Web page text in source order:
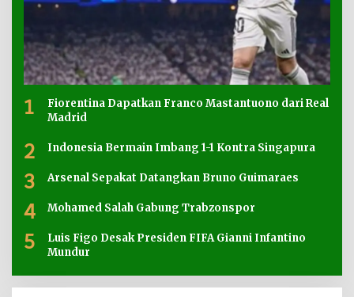
1
Fiorentina Dapatkan Franco Mastantuono dari Real
Madrid
2 Indonesia Bermain Imbang 1-1 Kontra Singapura
3 Arsenal Sepakat Datangkan Bruno Guimaraes
4 Mohamed Salah Gabung Trabzonspor
5
Luis Figo Desak Presiden FIFA Gianni Infantino
Mundur